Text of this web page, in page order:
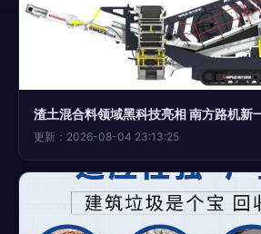
更新：2026-08-04 23:13:25